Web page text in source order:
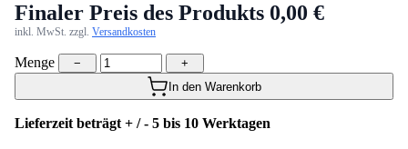
Finaler Preis des Produkts 0,00 €
inkl. MwSt. zzgl. Versandkosten
Menge −
+
In den Warenkorb
Lieferzeit beträgt + / - 5 bis 10 Werktagen